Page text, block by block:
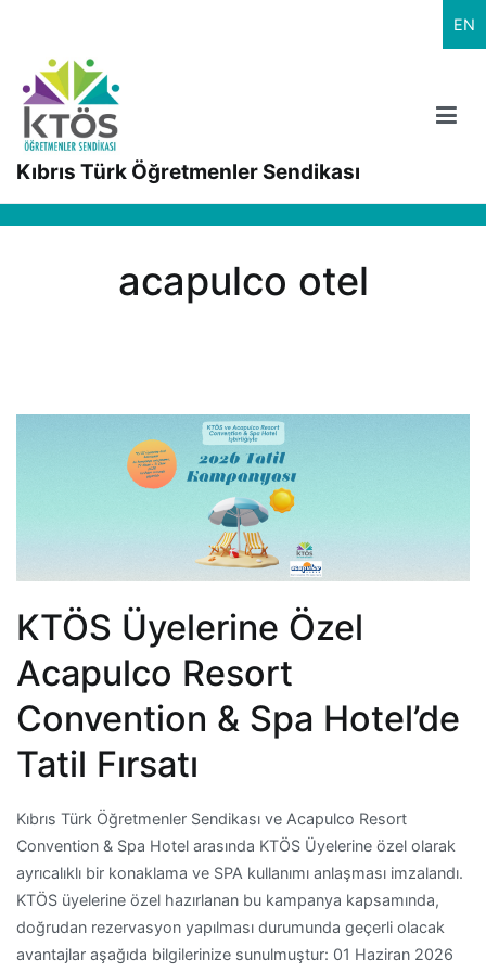
EN
Kıbrıs Türk Öğretmenler Sendikası
acapulco otel
KTÖS Üyelerine Özel
Acapulco Resort
Convention & Spa Hotel’de
Tatil Fırsatı
Kıbrıs Türk Öğretmenler Sendikası ve Acapulco Resort
Convention & Spa Hotel arasında KTÖS Üyelerine özel olarak
ayrıcalıklı bir konaklama ve SPA kullanımı anlaşması imzalandı.
KTÖS üyelerine özel hazırlanan bu kampanya kapsamında,
doğrudan rezervasyon yapılması durumunda geçerli olacak
avantajlar aşağıda bilgilerinize sunulmuştur: 01 Haziran 2026